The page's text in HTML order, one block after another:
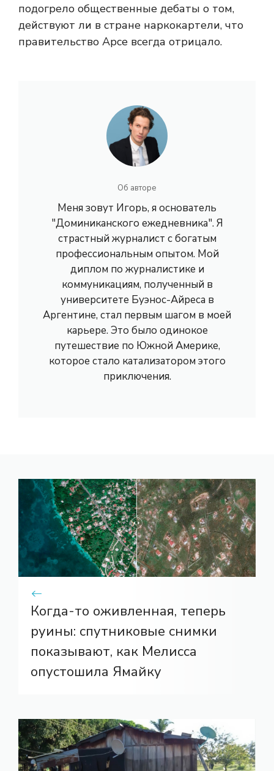
подогрело общественные дебаты о том,
действуют ли в стране наркокартели, что
правительство Арсе всегда отрицало.
Об авторе
Меня зовут Игорь, я основатель
"Доминиканского ежедневника". Я
страстный журналист с богатым
профессиональным опытом. Мой
диплом по журналистике и
коммуникациям, полученный в
университете Буэнос-Айреса в
Аргентине, стал первым шагом в моей
карьере. Это было одинокое
путешествие по Южной Америке,
которое стало катализатором этого
приключения.
Когда-то оживленная, теперь
руины: спутниковые снимки
показывают, как Мелисса
опустошила Ямайку